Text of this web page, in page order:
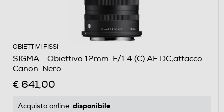
OBIETTIVI FISSI
SIGMA - Obiettivo 12mm-F/1.4 (C) AF DC,attacco
Canon-Nero
€ 641,00
Acquisto online: disponibile